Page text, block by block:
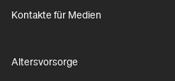
Kontakte für Medien
Altersvorsorge